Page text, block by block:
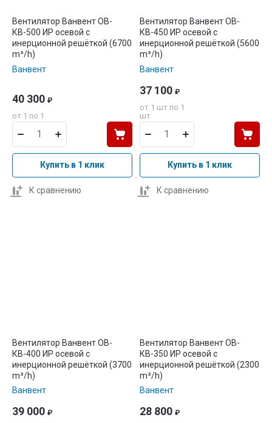
Вентилятор Ванвент ОВ-
КВ-500 ИР осевой с
инерционной решёткой (6700
m³/h)
Ванвент
40 300 ₽
от 1 по 1
Купить в 1 клик
К сравнению
Вентилятор Ванвент ОВ-
КВ-450 ИР осевой с
инерционной решёткой (5600
m³/h)
Ванвент
37 100 ₽
от 1 шт по 1
шт
Купить в 1 клик
К сравнению
Вентилятор Ванвент ОВ-
КВ-400 ИР осевой с
инерционной решёткой (3700
m³/h)
Ванвент
39 000 ₽
Вентилятор Ванвент ОВ-
КВ-350 ИР осевой с
инерционной решёткой (2300
m³/h)
Ванвент
28 800 ₽